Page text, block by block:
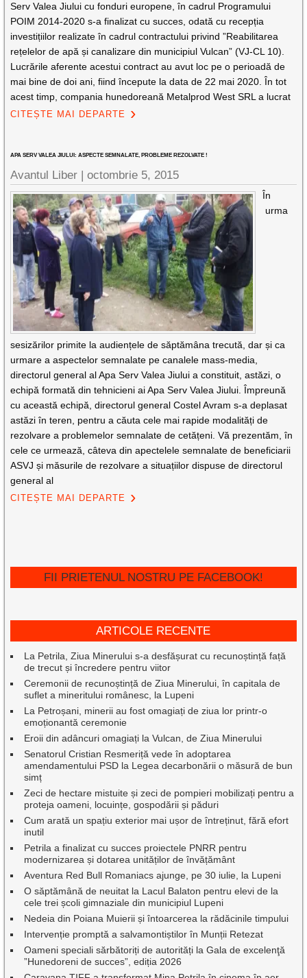
Serv Valea Jiului cu fonduri europene, în cadrul Programului
POIM 2014-2020 s-a finalizat cu succes, odată cu recepția
investițiilor realizate în cadrul contractului privind ”Reabilitarea
rețelelor de apă și canalizare din municipiul Vulcan” (VJ-CL 10).
Lucrările aferente acestui contract au avut loc pe o perioadă de
mai bine de doi ani, fiind începute la data de 22 mai 2020. În tot
acest timp, compania hunedoreană Metalprod West SRL a lucrat
CITEȘTE MAI DEPARTE
APA SERV VALEA JIULUI: ASPECTE SEMNALATE, PROBLEME REZOLVATE !
Avantul Liber |octombrie 5, 2015
În
urma
sesizărilor primite la audiențele de săptămâna trecută, dar și ca
urmare a aspectelor semnalate pe canalele mass-media,
directorul general al Apa Serv Valea Jiului a constituit, astăzi, o
echipă formată din tehnicieni ai Apa Serv Valea Jiului. Împreună
cu această echipă, directorul general Costel Avram s-a deplasat
astăzi în teren, pentru a căuta cele mai rapide modalități de
rezolvare a problemelor semnalate de cetățeni. Vă prezentăm, în
cele ce urmează, câteva din apectelele semnalate de beneficiarii
ASVJ și măsurile de rezolvare a situațiilor dispuse de directorul
general al
CITEȘTE MAI DEPARTE
FII PRIETENUL NOSTRU PE FACEBOOK!
ARTICOLE RECENTE
La Petrila, Ziua Minerului s-a desfășurat cu recunoștință față
de trecut și încredere pentru viitor
Ceremonii de recunoștință de Ziua Minerului, în capitala de
suflet a mineritului românesc, la Lupeni
La Petroșani, minerii au fost omagiați de ziua lor printr-o
emoționantă ceremonie
Eroii din adâncuri omagiați la Vulcan, de Ziua Minerului
Senatorul Cristian Resmeriță vede în adoptarea
amendamentului PSD la Legea decarbonării o măsură de bun
simț
Zeci de hectare mistuite și zeci de pompieri mobilizați pentru a
proteja oameni, locuințe, gospodării și păduri
Cum arată un spațiu exterior mai ușor de întreținut, fără efort
inutil
Petrila a finalizat cu succes proiectele PNRR pentru
modernizarea și dotarea unităților de învățământ
Aventura Red Bull Romaniacs ajunge, pe 30 iulie, la Lupeni
O săptămână de neuitat la Lacul Balaton pentru elevi de la
cele trei școli gimnaziale din municipiul Lupeni
Nedeia din Poiana Muierii și întoarcerea la rădăcinile timpului
Intervenție promptă a salvamontiștilor în Munții Retezat
Oameni speciali sărbătoriți de autorități la Gala de excelenţă
”Hunedoreni de succes”, ediția 2026